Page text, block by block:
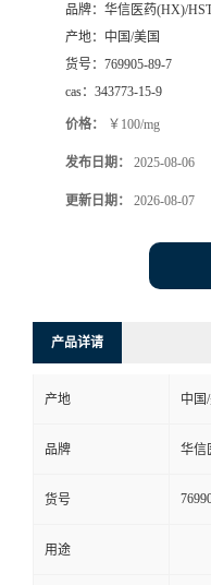
方
品牌： 华信医药(HX)/
产地： 中国/美国
货号： 769905-89-7
cas： 343773-15-9
价格： ￥100/mg
发布日期： 2025-08-06
更新日期： 2026-08-07
产品详请
产地 中国
品牌 华信
货号
用途